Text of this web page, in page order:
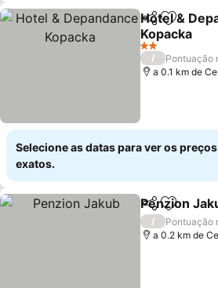
Partilhar
Hotel &
Kopacka
2 Estrelas
/
Pontuação
a 0.1 km de
Selecione as datas para ver os preços
exatos.
Partilhar
Penzion
/
Pontuação
a 0.2 km de